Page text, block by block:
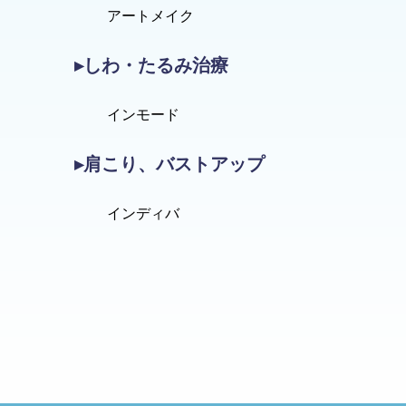
アートメイク
▸しわ・たるみ治療
インモード
▸肩こり、バストアップ
インディバ